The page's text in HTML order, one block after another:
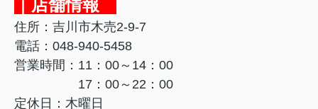
｜店舗情報
住所：吉川市木売2-9-7
電話：048-940-5458
営業時間：11：00～14：00
17：00～22：00
定休日：木曜日